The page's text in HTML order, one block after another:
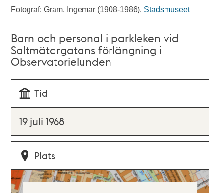
Fotograf: Gram, Ingemar (1908-1986). Stadsmuseet
Barn och personal i parkleken vid
Saltmätargatans förlängning i
Observatorielunden
Tid
19 juli 1968
Plats